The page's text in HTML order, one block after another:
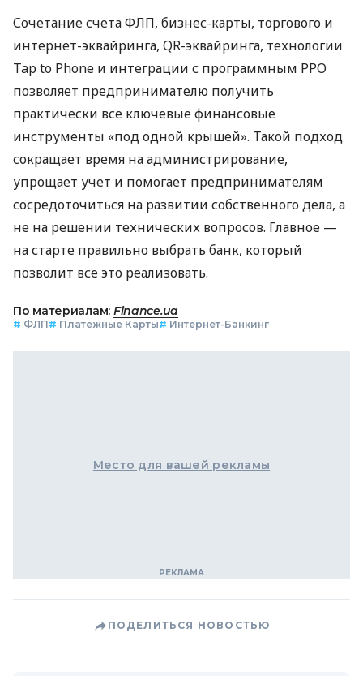
Сочетание счета ФЛП, бизнес-карты, торгового и
интернет-эквайринга, QR-эквайринга, технологии
Tap to Phone и интеграции с программным РРО
позволяет предпринимателю получить
практически все ключевые финансовые
инструменты «под одной крышей». Такой подход
сокращает время на администрирование,
упрощает учет и помогает предпринимателям
сосредоточиться на развитии собственного дела, а
не на решении технических вопросов. Главное —
на старте правильно выбрать банк, который
позволит все это реализовать.
По материалам: Finance.ua
# ФЛП# Платежные Карты# Интернет-Банкинг
Место для вашей рекламы
ПОДЕЛИТЬСЯ НОВОСТЬЮ